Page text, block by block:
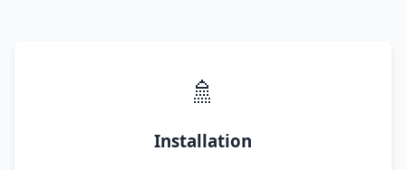
🚿
Installation